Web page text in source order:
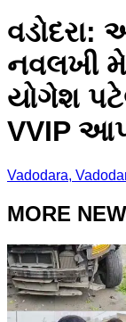
વડોદરા:
નવલખી
યોગેશ
VVIP
Vadodara,
MORE